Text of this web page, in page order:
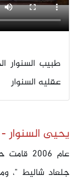
طبيب السنوار
عقليه السنوار
يحيى السنوار
عام
جلعاد شاليط "،